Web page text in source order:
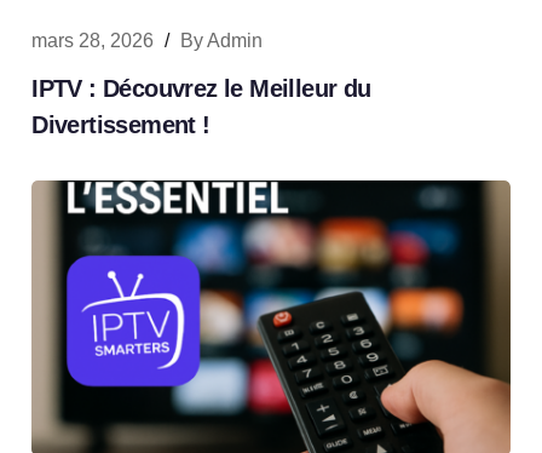
mars 28, 2026 / ByAdmin
IPTV : Découvrez le Meilleur du
Divertissement !